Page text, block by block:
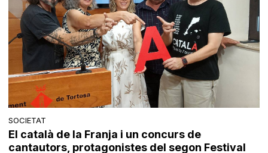
SOCIETAT
El català de la Franja i un concurs de
cantautors, protagonistes del segon Festival